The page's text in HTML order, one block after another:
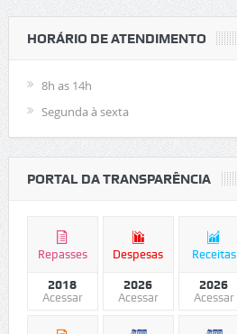
HORÁRIO DE ATENDIMENTO
8h as 14h
Segunda à sexta
PORTAL DA TRANSPARÊNCIA
Repasses
2018
Acessar
Despesas
2026
Acessar
Receitas
2026
Acessar